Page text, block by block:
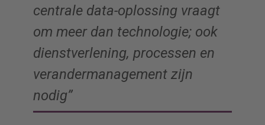
centrale data-oplossing vraagt
om meer dan technologie; ook
dienstverlening, processen en
verandermanagement zijn
nodig”